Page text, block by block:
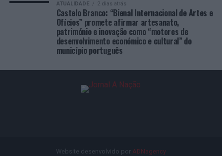
ATUALIDADE 2 dias atrás
Castelo Branco: “Bienal Internacional de Artes e
Ofícios” promete afirmar artesanato,
património e inovação como “motores de
desenvolvimento económico e cultural” do
município português
Website desenvolvido por ADNagency